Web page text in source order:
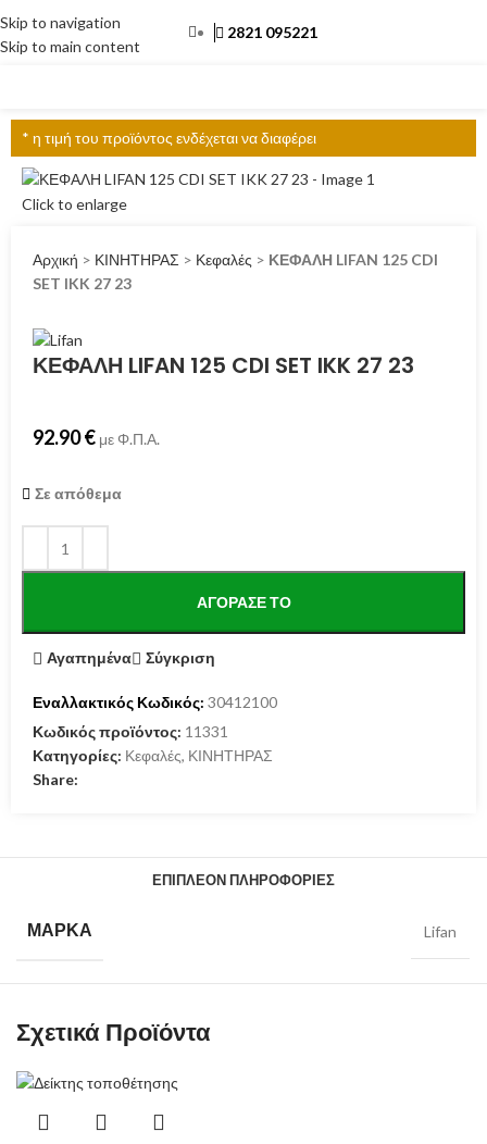
Skip to navigation
Skip to main content
2821 095221
* η τιμή του προϊόντος ενδέχεται να διαφέρει
Click to enlarge
Αρχική > ΚΙΝΗΤΗΡΑΣ > Κεφαλές > ΚΕΦΑΛΗ LIFAN 125 CDI
SET IKK 27 23
ΚΕΦΑΛΗ LIFAN 125 CDI SET IKK 27 23
92.90€ με Φ.Π.Α.
Σε απόθεμα
ΑΓΌΡΑΣΕ ΤΟ
Αγαπημένα Σύγκριση
Εναλλακτικός Κωδικός: 30412100
Κωδικός προϊόντος: 11331
Κατηγορίες: Κεφαλές, ΚΙΝΗΤΗΡΑΣ
Share:
ΕΠΙΠΛΈΟΝ ΠΛΗΡΟΦΟΡΊΕΣ
ΜΆΡΚΑ Lifan
Σχετικά Προϊόντα